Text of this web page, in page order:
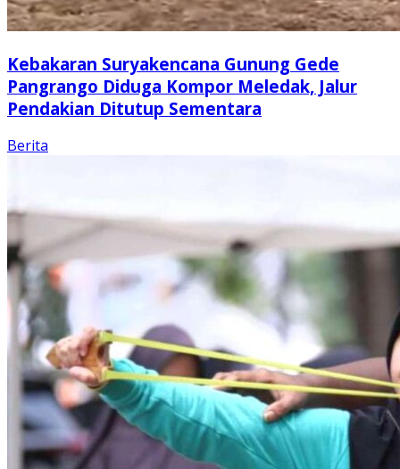
Kebakaran Suryakencana Gunung Gede
Pangrango Diduga Kompor Meledak, Jalur
Pendakian Ditutup Sementara
Berita